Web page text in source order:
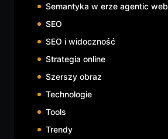
Semantyka w erze agentic web
SEO
SEO i widoczność
Strategia online
Szerszy obraz
Technologie
Tools
Trendy